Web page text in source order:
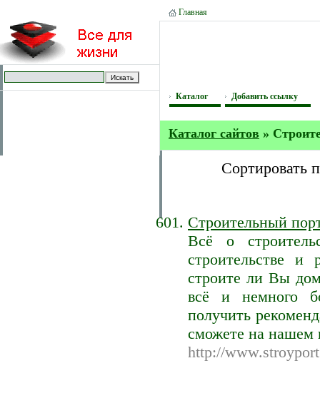
Главная
Каталог Добавить ссылку
Каталог сайтов »
Сортировать
Строительный
Всё о
строительстве и
строите ли Вы
всё и немного
получить
сможете на нашем
http://